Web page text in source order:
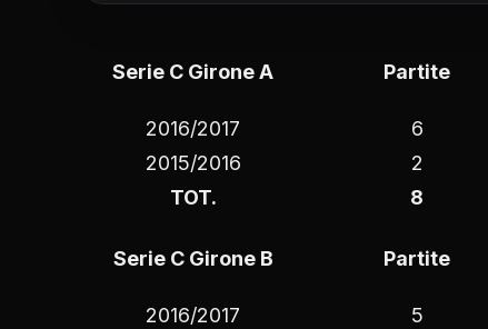
Serie C Girone A Partite
2016/2017 6
2015/2016
2
TOT.
8
Serie C Girone B Partite
2016/2017 5